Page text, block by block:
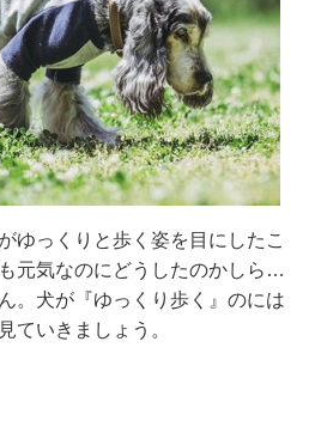
ゆっくりと歩く姿を目にしたこ
元気なのにどうしたのかしら…
。犬が『ゆっくり歩く』のには
ていきましょう。